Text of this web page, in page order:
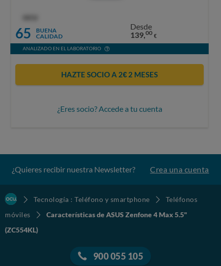
65
BUENA
CALIDAD
Desde
139,00 €
ANALIZADO EN EL LABORATORIO
HAZTE SOCIO A 2€ 2 MESES
¿Eres socio? Accede a tu cuenta
¿Quieres recibir nuestra Newsletter? Crea una cuenta
Tecnología : Teléfono y smartphone
Teléfonos
móviles
Características de ASUS Zenfone 4 Max 5.5"
(ZC554KL)
900 055 105